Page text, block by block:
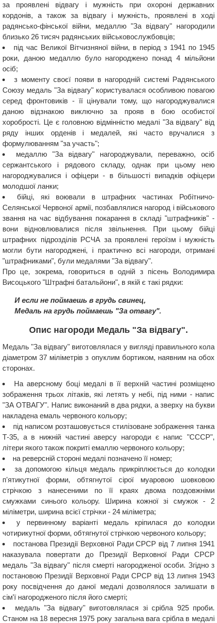
за проявлені відвагу і мужність при охороні державних
кордонів, а також за відвагу і мужність, проявлені в ході
радянсько-фінської війни, медаллю "За відвагу" нагородили
близько 26 тисяч радянських військовослужбовців;
під час Великої Вітчизняної війни, в період з 1941 по 1945
роки, даною медаллю було нагороджено понад 4 мільйони
осіб;
з моменту своєї появи в нагородній системі Радянського
Союзу медаль "За відвагу" користувалася особливою повагою
серед фронтовиків - її цінували тому, що нагороджувалися
даною відзнакою виключно за прояв в бою особистої
хоробрості. Це є головною відмінністю медалі "За відвагу" від
ряду інших орденів і медалей, які часто вручалися з
формулюванням "за участь";
медаллю "За відвагу" нагороджували, переважно, осіб
сержантського і рядового складу, однак при цьому нею
нагороджувалися і офіцери - в більшості випадків офіцери
молодшої ланки;
бійці, які воювали в штрафних частинах Робітничо-
Селянської Червоної армії, позбавлялися нагород і військового
звання на час відбування покарання в складі "штрафників" -
вони відновлювалися після звільнення. При цьому бійці
штрафних підрозділів РСЧА за проявлені героїзм і мужність
могли бути нагороджені, і практично всі нагороди, отримані
"штрафниками", були медалями "За відвагу".
Про це, зокрема, говориться в одній з пісень Володимира
Висоцького "Штрафні батальйони", в якій є такі рядки:
И если не поймаешь в грудь свинец,
Медаль на грудь поймаешь "За отвагу".
Опис нагороди Медаль "За відвагу".
Медаль "За відвагу" виготовлялася у вигляді правильного кола
діаметром 37 міліметрів з опуклим бортиком, наявним на обох
сторонах.
На аверсному боці медалі в її верхній частині розміщено
зображення трьох літаків, які летять у небі, під ними - напис
"ЗА ОТВАГУ". Напис виконаний в два рядки, а зверху на букви
накладена емаль червоного кольору;
під написом розташовується стилізоване зображення танка
Т-35, а в нижній частині аверсу нагороди є напис "СССР",
літери якого також покриті емаллю червоного кольору;
на реверсній стороні медалі позначено її номер;
за допомогою кільця медаль прикріплюється до колодки
п'ятикутної форми, обтягнутої сірої муаровою шовковою
стрічкою з нанесеними по її краях двома поздовжніми
смужками синього кольору. Ширина кожної зі смужок - 2
міліметри, ширина всієї стрічки - 24 міліметра;
у первинному варіанті медаль кріпилася до колодки
чотирикутної форми, обтягнутої стрічкою червоного кольору;
постанова Президії Верховної Ради СРСР від 7 липня 1941
наказувала повертати до Президії Верховної Ради СРСР
медаль "За відвагу" після смерті нагородженої особи. Згідно з
постановою Президії Верховної Ради СРСР від 13 липня 1943
року посвідчення до даної медалі дозволялося залишати в
сім'ї нагородженого після його смерті;
медаль "За відвагу" виготовлялася зі срібла 925 проби.
Станом на 18 вересня 1975 року загальна вага срібла в медалі